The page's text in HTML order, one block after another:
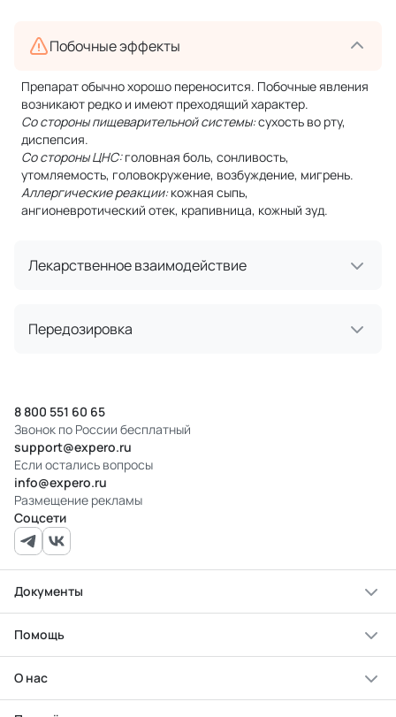
Побочные эффекты
Препарат обычно хорошо переносится. Побочные явления
возникают редко и имеют преходящий характер.
Со стороны пищеварительной системы:сухость во рту,
диспепсия.
Со стороны ЦНС:головная боль, сонливость,
утомляемость, головокружение, возбуждение, мигрень.
Аллергические реакции:кожная сыпь,
ангионевротический отек, крапивница, кожный зуд.
Лекарственное взаимодействие
Передозировка
8 800 551 60 65
Звонок по России бесплатный
support@expero.ru
Если остались вопросы
info@expero.ru
Размещение рекламы
Соцсети
Документы
Помощь
О нас